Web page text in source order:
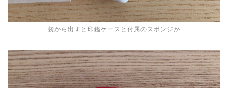
袋から出すと印鑑ケースと付属のスポンジが